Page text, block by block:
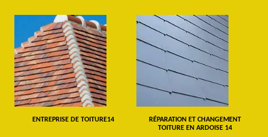
ENTREPRISE DE TOITURE14
RÉPARATION ET CHANGEMENT
TOITURE EN ARDOISE 14